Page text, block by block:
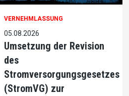
VERNEHMLASSUNG
05.08.2026
Umsetzung der Revision
des
Stromversorgungsgesetzes
(StromVG) zur